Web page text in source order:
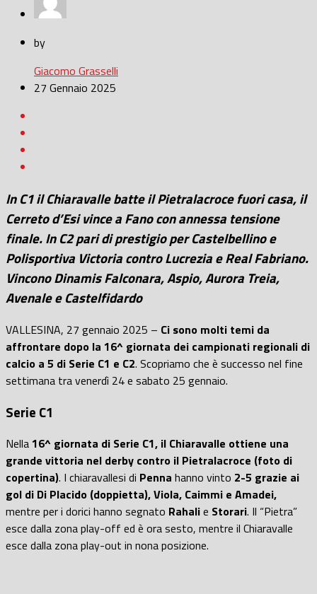
by
Giacomo Grasselli
27 Gennaio 2025
In C1 il Chiaravalle batte il Pietralacroce fuori casa, il
Cerreto d’Esi vince a Fano con annessa tensione
finale. In C2 pari di prestigio per Castelbellino e
Polisportiva Victoria contro Lucrezia e Real Fabriano.
Vincono Dinamis Falconara, Aspio, Aurora Treia,
Avenale e Castelfidardo
VALLESINA, 27 gennaio 2025 – Ci sono molti temi da
affrontare dopo la 16^ giornata dei campionati regionali di
calcio a 5 di Serie C1 e C2. Scopriamo che è successo nel fine
settimana tra venerdì 24 e sabato 25 gennaio.
Serie C1
Nella16^ giornata di Serie C1, il Chiaravalle ottiene una
grande vittoria nel derby contro il Pietralacroce (foto di
copertina). I chiaravallesi di Penna hanno vinto 2-5 grazie ai
gol di Di Placido (doppietta), Viola, Caimmi e Amadei,
mentre per i dorici hanno segnato Rahalie Storari. Il “Pietra”
esce dalla zona play-off ed è ora sesto, mentre il Chiaravalle
esce dalla zona play-out in nona posizione.